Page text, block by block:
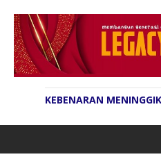
KEBENARAN